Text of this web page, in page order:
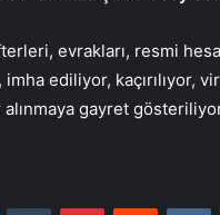
evrakları, resmi
imha ediliyor, kaçırılıyor,
gayret
Tumblr PinterestReddit